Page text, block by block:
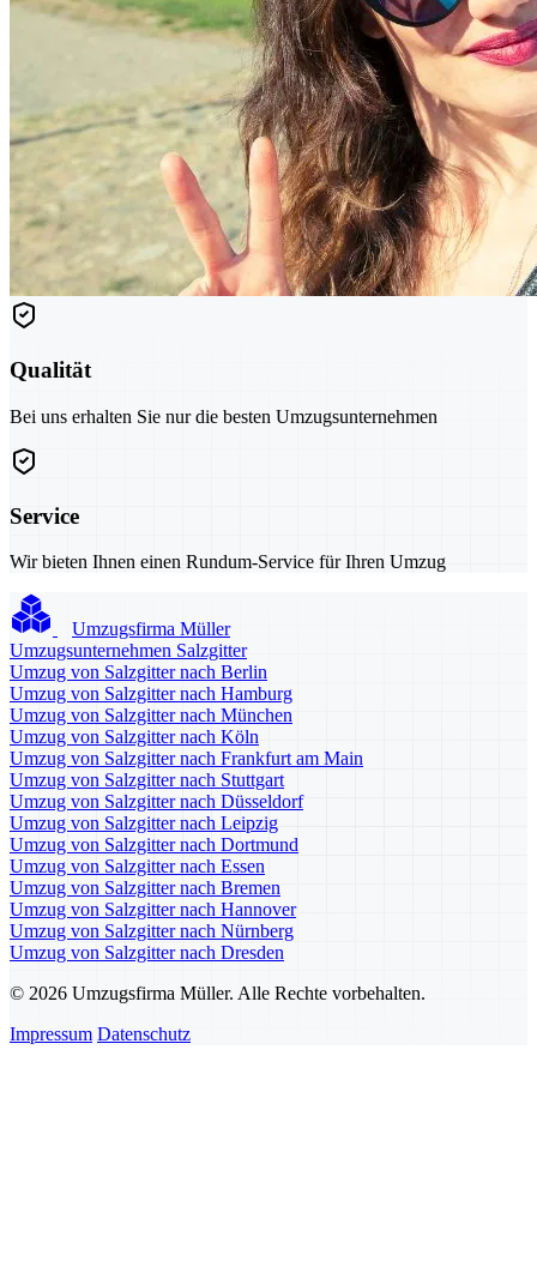
Qualität
Bei uns erhalten Sie nur die besten Umzugsunternehmen
Service
Wir bieten Ihnen einen Rundum-Service für Ihren Umzug
Umzugsfirma Müller
Umzugsunternehmen Salzgitter
Umzug von Salzgitter nach Berlin
Umzug von Salzgitter nach Hamburg
Umzug von Salzgitter nach München
Umzug von Salzgitter nach Köln
Umzug von Salzgitter nach Frankfurt am Main
Umzug von Salzgitter nach Stuttgart
Umzug von Salzgitter nach Düsseldorf
Umzug von Salzgitter nach Leipzig
Umzug von Salzgitter nach Dortmund
Umzug von Salzgitter nach Essen
Umzug von Salzgitter nach Bremen
Umzug von Salzgitter nach Hannover
Umzug von Salzgitter nach Nürnberg
Umzug von Salzgitter nach Dresden
© 2026 Umzugsfirma Müller. Alle Rechte vorbehalten.
Impressum Datenschutz